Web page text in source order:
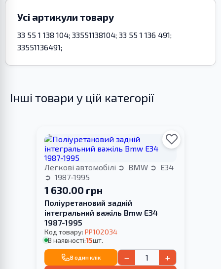
Усі артикули товару
33 55 1 138 104; 33551138104; 33 55 1 136 491;
33551136491;
Інші товари у цій категорії
Легкові автомобілі BMW
E34
1987-1995
1 630.00 грн
Поліуретановий задній
інтегральний важіль Bmw E34
1987-1995
Код товару: PP102034
В наявності:15шт.
В один клік − +